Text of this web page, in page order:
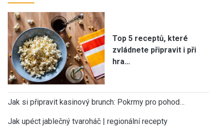
Top 5 receptů, které
zvládnete připravit i při
hra…
Jak si připravit kasinový brunch: Pokrmy pro pohod…
Jak upéct jablečný tvaroháč | regionální recepty